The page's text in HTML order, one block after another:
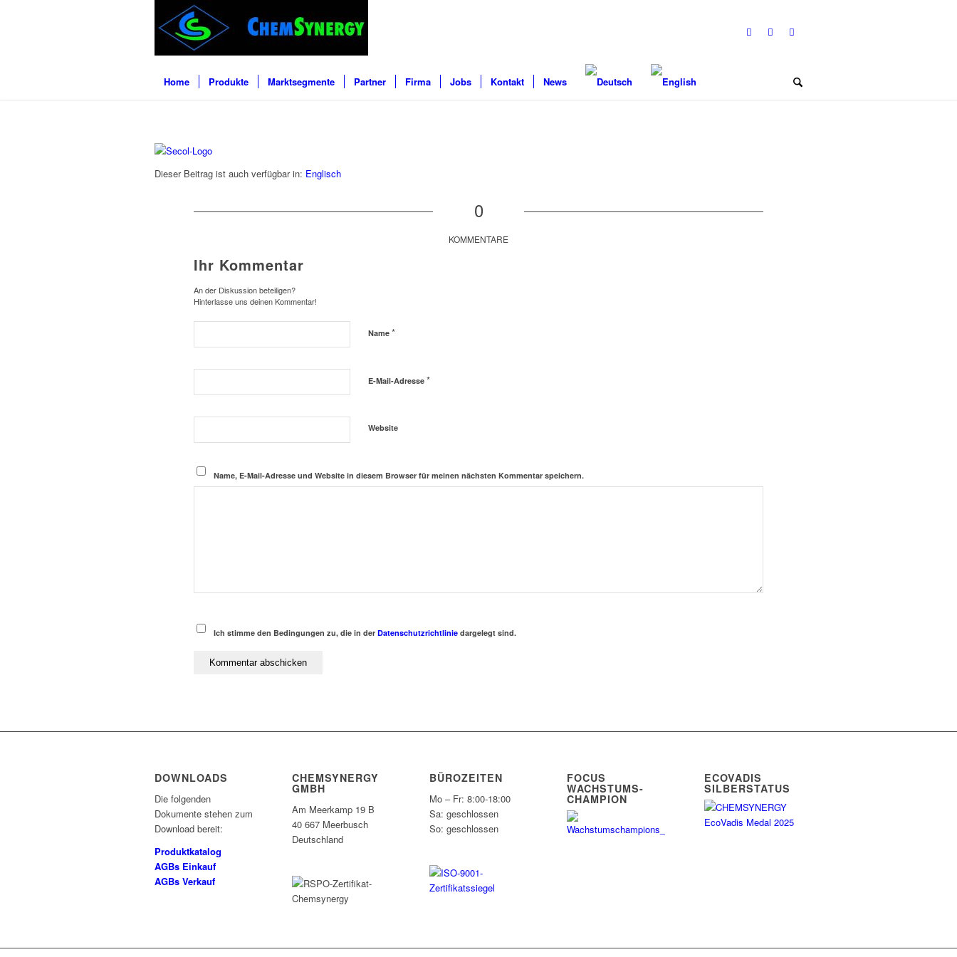
Home Produkte Marktsegmente Partner Firma Jobs Kontakt News
Dieser Beitrag ist auch verfügbar in: Englisch
0
KOMMENTARE
Ihr Kommentar
An der Diskussion beteiligen?
Hinterlasse uns deinen Kommentar!
Name *
E-Mail-Adresse *
Website
Name, E-Mail-Adresse und Website in diesem Browser für meinen nächsten Kommentar speichern.
Ich stimme den Bedingungen zu, die in der Datenschutzrichtlinie dargelegt sind.
DOWNLOADS
Die folgenden
Dokumente stehen zum
Download bereit:
Produktkatalog
AGBs Einkauf
AGBs Verkauf
CHEMSYNERGY
GMBH
Am Meerkamp 19 B
40 667 Meerbusch
Deutschland
BÜROZEITEN
Mo – Fr: 8:00-18:00
Sa: geschlossen
So: geschlossen
FOCUS
WACHSTUMS-
CHAMPION
ECOVADIS
SILBERSTATUS